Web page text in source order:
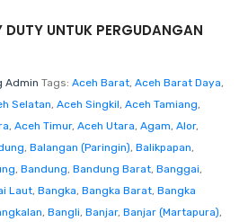
DUTY UNTUK PERGUDANGAN
Admin Tags: Aceh Barat, Aceh Barat Daya,
Selatan, Aceh Singkil, Aceh Tamiang,
, Aceh Timur, Aceh Utara, Agam, Alor,
, Balangan (Paringin), Balikpapan,
, Bandung, Bandung Barat, Banggai,
Laut, Bangka, Bangka Barat, Bangka
, Bangli, Banjar, Banjar (Martapura),